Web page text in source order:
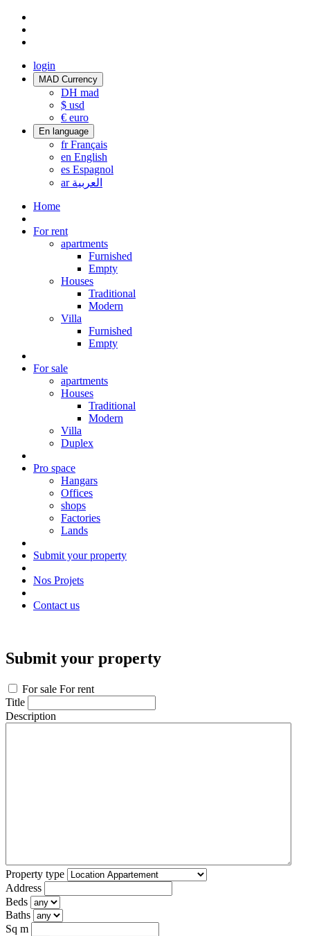
login
MAD Currency
DH mad
$ usd
€ euro
En language
frFrançais
en English
es Espagnol
ar العربية
Home
For rent
apartments
Furnished
Empty
Houses
Traditional
Modern
Villa
Furnished
Empty
For sale
apartments
Houses
Traditional
Modern
Villa
Duplex
Pro space
Hangars
Offices
shops
Factories
Lands
Submit your property
Nos Projets
Contact us
Submit your property
For sale For rent
Title
Description
Property type
Address
Beds
Baths
Sq m